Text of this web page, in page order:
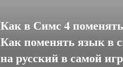
Как в Симс 4
Как поменять язык в
на русский в самой